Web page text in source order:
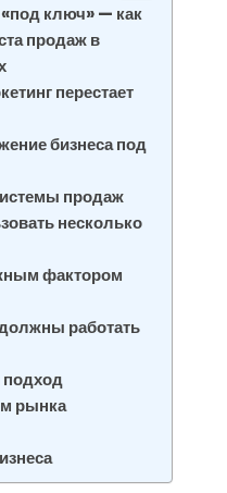
ключ» — как
продаж в
перестает
бизнеса под
продаж
несколько
фактором
работать
рынка